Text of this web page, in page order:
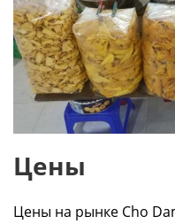
Цены
Цены на рынке Cho